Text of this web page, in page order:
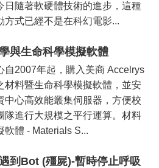
日隨著軟硬體技術的進步，這種
方式已經不是在科幻電影...
與生命科學模擬軟體
自2007年起，購入美商 Accelrys
材料暨生命科學模擬軟體，並安
中心高效能叢集伺服器，方便校
隊進行大規模之平行運算。材料
軟體 - Materials S...
到Bot (殭屍)-暫時停止呼吸